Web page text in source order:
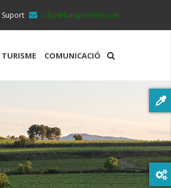
ccbp@baixpenedes.cat
Suport
TURISME COMUNICACIÓ